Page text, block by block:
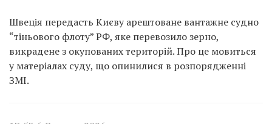
Швеція передасть Києву арештоване вантажне судно
“тіньового флоту” РФ, яке перевозило зерно,
викрадене з окупованих територій. Про це мовиться
у матеріалах суду, що опинилися в розпорядженні
ЗМІ.